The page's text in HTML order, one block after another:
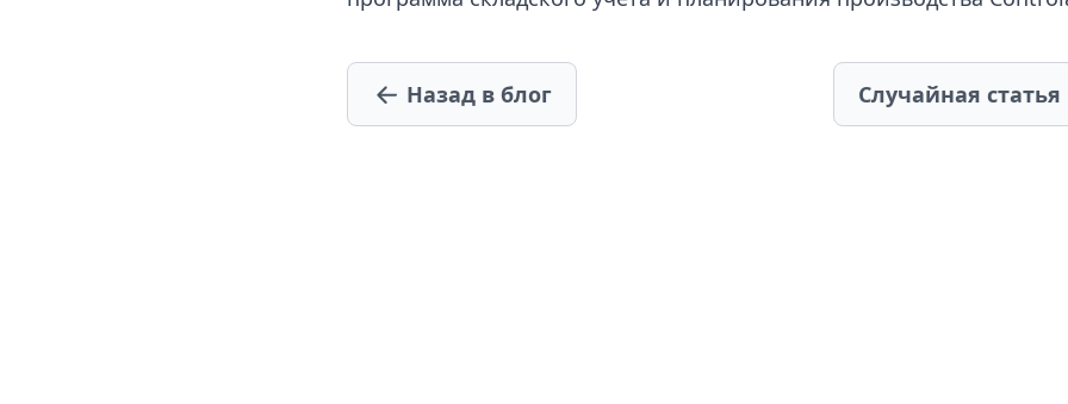
Назад в блог Случайная статья